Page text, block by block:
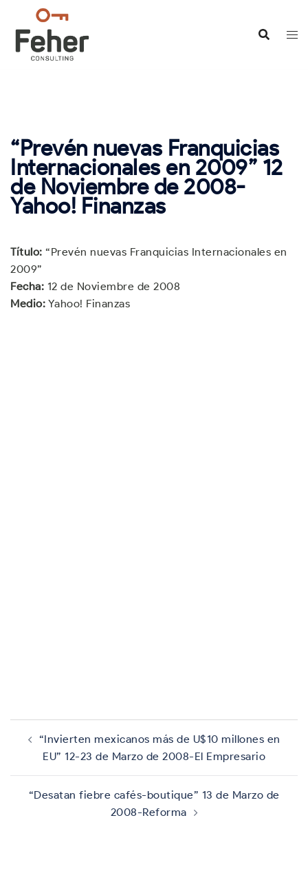
contenido
“Prevén nuevas Franquicias
Internacionales en 2009” 12
de Noviembre de 2008-
Yahoo! Finanzas
Título: “Prevén nuevas Franquicias Internacionales en
2009”
Fecha: 12 de Noviembre de 2008
Medio: Yahoo! Finanzas
Navegación
de
entradas
“Invierten mexicanos más de U$10 millones en
EU” 12-23 de Marzo de 2008-El Empresario
“Desatan fiebre cafés-boutique” 13 de Marzo de
2008-Reforma